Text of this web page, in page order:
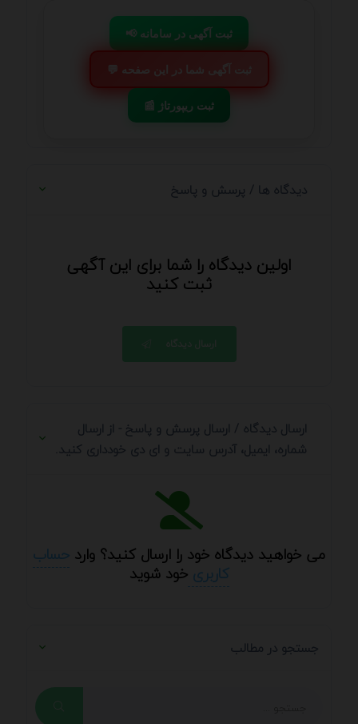
📢 ثبت آگهی در سامانه
💬 ثبت آگهی شما در این صفحه
📰 ثبت ریپورتاژ
دیدگاه ها / پرسش و پاسخ
اولین دیدگاه را شما برای این آگهی
ثبت کنید
ارسال دیدگاه
ارسال دیدگاه / ارسال پرسش و پاسخ - از ارسال
شماره، ایمیل، آدرس سایت و ای دی خودداری کنید.
می خواهید دیدگاه خود را ارسال کنید؟ وارد حساب
کاربریخود شوید
جستجو در مطالب